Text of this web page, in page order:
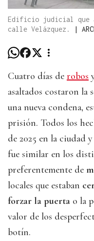
Edificio judicial que
calle Velázquez.
|
Cuatro días de robos
asaltados costaron la
una nueva condena,
prisión. Todos los
de 2025 en la ciudad
fue similar en los
preferentemente de
locales que estaban
forzar la puerta o la
valor de los
botín.